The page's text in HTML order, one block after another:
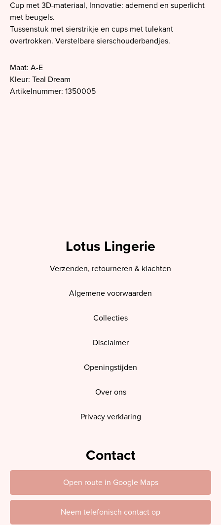
Cup met 3D-materiaal, Innovatie: ademend en superlicht
met beugels.
Tussenstuk met sierstrikje en cups met tulekant
overtrokken. Verstelbare sierschouderbandjes.
Maat: A-E
Kleur: Teal Dream
Artikelnummer: 1350005
Lotus Lingerie
Verzenden, retourneren & klachten
Algemene voorwaarden
Collecties
Disclaimer
Openingstijden
Over ons
Privacy verklaring
Contact
Open route in Google Maps
Neem telefonisch contact op